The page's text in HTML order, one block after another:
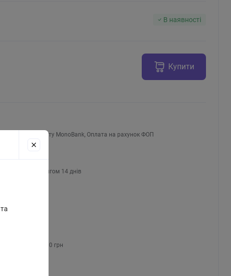
В наявності
Купити
Оплата на карту MonoBank, Оплата на рахунок ФОП
товару протягом 14 днів
2–5 дні
замовлення — 500 грн